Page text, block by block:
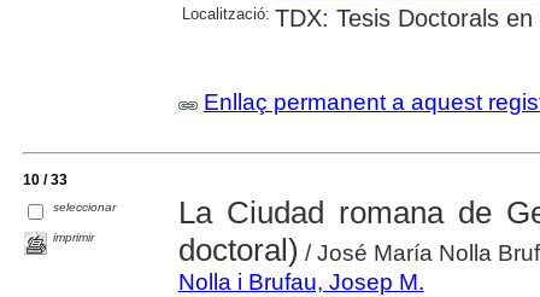
Localització: TDX: Tesis Doctorals en
Enllaç permanent a aquest
10 / 33
seleccionar
imprimir
La Ciudad romana de
doctoral) / José María Nolla
Nolla i Brufau, Josep M.